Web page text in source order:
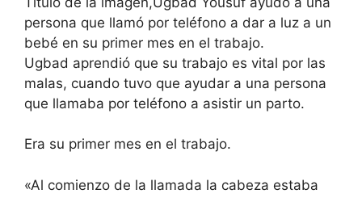
persona que llamó por teléfono a dar a luz a un
bebé en su primer mes en el trabajo.
Ugbad aprendió que su trabajo es vital por las
malas, cuando tuvo que ayudar a una persona
que llamaba por teléfono a asistir un parto.
Era su primer mes en el trabajo.
«Al comienzo de la llamada la cabeza estaba